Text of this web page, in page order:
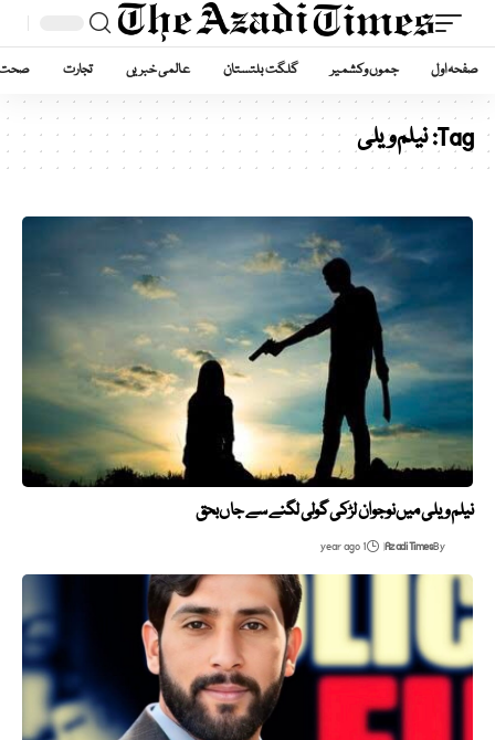
صفحہ اول جموں وکشمیر گلگت بلتستان عالمی خبریں تجارت
Tag: نیلم ویلی
نیلم ویلی میں نوجوان لڑکی گولی لگنے سے جاں بحق
By
Azadi Times
1 year ago